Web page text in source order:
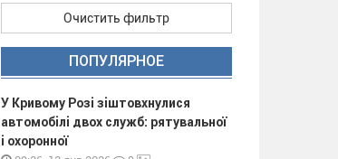
Очистить фильтр
ПОПУЛЯРНОЕ
У Кривому Розі зіштовхнулися
автомобілі двох служб: рятувальної
і охоронної